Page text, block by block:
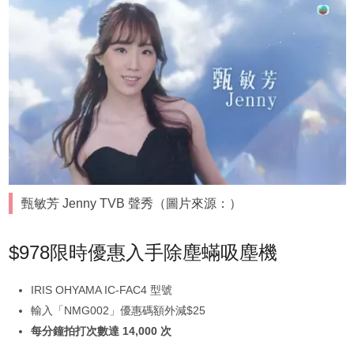
甄敏芳 Jenny TVB 聲秀（圖片來源：）
$978限時優惠入手除塵蟎吸塵機
IRIS OHYAMA IC-FAC4 型號
輸入「NMG002」優惠碼額外減$25
每分鐘拍打次數達 14,000 次